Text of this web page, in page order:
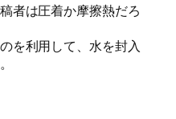
者は圧着か摩擦熱だろ
を利用して、水を封入